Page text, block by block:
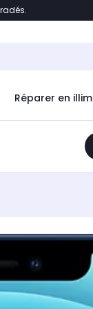
Accéder
Réparer en